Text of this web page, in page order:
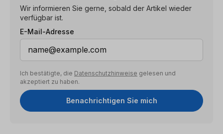
Wir informieren Sie gerne, sobald der Artikel wieder
verfügbar ist.
E-Mail-Adresse
Ich bestätigte, die Datenschutzhinweise gelesen und
akzeptiert zu haben.
Benachrichtigen Sie mich